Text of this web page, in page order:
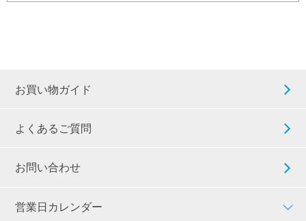
お買い物ガイド
よくあるご質問
お問い合わせ
営業日カレンダー